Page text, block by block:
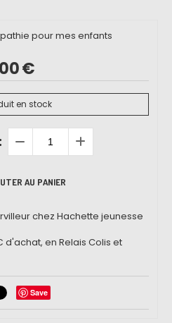
pour mes enfants
€
en stock
AU PANIER
chez Hachette jeunesse
en Relais Colis et
Save